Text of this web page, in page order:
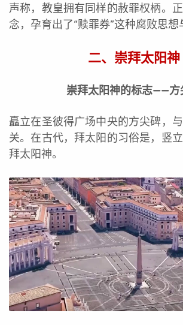
声称，教皇拥有同样的赦罪权柄。
念，孕育出了“赎罪券”这种腐败思想
二、崇拜太阳神
崇拜太阳神的标志——方
矗立在圣彼得广场中央的方尖碑，
关。在古代，拜太阳的习俗是，竖
拜太阳神。